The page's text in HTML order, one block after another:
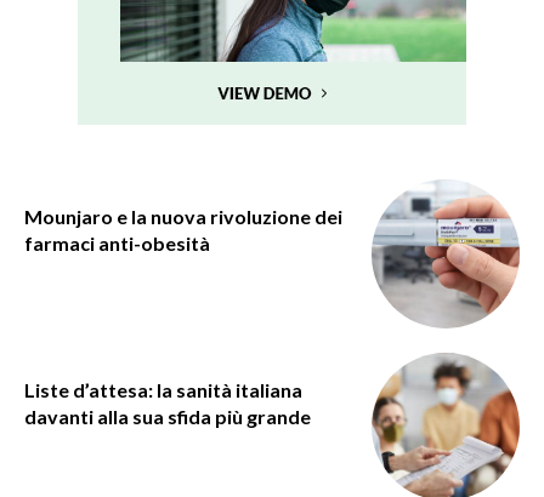
Mounjaro e la nuova rivoluzione dei
farmaci anti-obesità
Liste d’attesa: la sanità italiana
davanti alla sua sfida più grande